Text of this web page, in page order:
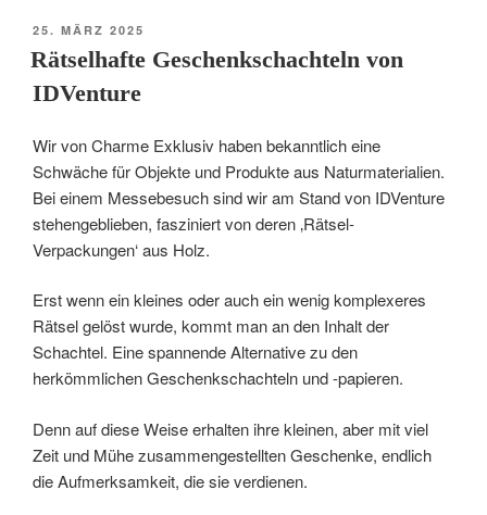
VERÖFFENTLICHT
AM
25. MÄRZ 2025
Rätselhafte Geschenkschachteln von
IDVenture
Wir von Charme Exklusiv haben bekanntlich eine
Schwäche für Objekte und Produkte aus Naturmaterialien.
Bei einem Messebesuch sind wir am Stand von IDVenture
stehengeblieben, fasziniert von deren ‚Rätsel-
Verpackungen‘ aus Holz.
Erst wenn ein kleines oder auch ein wenig komplexeres
Rätsel gelöst wurde, kommt man an den Inhalt der
Schachtel. Eine spannende Alternative zu den
herkömmlichen Geschenkschachteln und -papieren.
Denn auf diese Weise erhalten ihre kleinen, aber mit viel
Zeit und Mühe zusammengestellten Geschenke, endlich
die Aufmerksamkeit, die sie verdienen.